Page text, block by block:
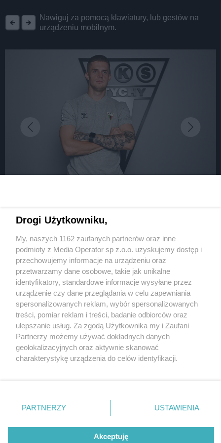
Nawiguj za pomocą klawiatury, lub gestów na
urządzeniu mobilnym.
Team GKS Tychy 2024/2025. Klub pokazał nową
2 / 9
Mateusz Górski, zawodnik
GKS Tychy
Bramkarz GKS Tychy od sezonu 2024/2025
Wydawca mediów lokalnych
Nie zapomnij
zapoznać się z:
polityką prywatności regulamin korzystania z portali
Twojemiasto
Piekary Śląskie
Chorzów
Tarnowskie Góry
Gliwice
Skontakuj sięz nami
Kontakt
Wydawca
Redakcja
Drogi Użytkowniku,
My, naszych 1162 zaufanych partnerów oraz inne
podmioty z Media Operator sp z.o.o. uzyskujemy dostęp i
przechowujemy informacje na urządzeniu oraz
przetwarzamy dane osobowe, takie jak unikalne
identyfikatory, standardowe informacje wysyłane przez
urządzenie czy dane przeglądania w celu zapewniania
spersonalizowanych reklam, wybór spersonalizowanych
treści, pomiar reklam i treści, badanie odbiorców oraz
ulepszanie usług. Za zgodą Użytkownika my i Zaufani
Partnerzy możemy używać dokładnych danych
geolokalizacyjnych oraz aktywnie skanować
charakterystykę urządzenia do celów identyfikacji.
zmienić/wycofać klikając przycisk ustawień prywatności
znajdujący się w lewym dolnym rogu strony
rodzaje przetwarzania danych nie wymagają zgody
użytkownika, ale masz prawo sprzeciwić się takiemu
PARTNERZY USTAWIENIA
Akceptuję